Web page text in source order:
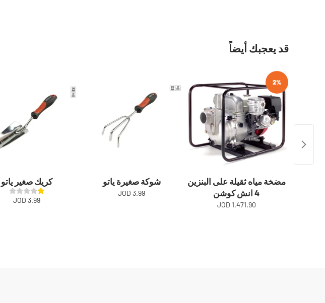
قد يعجبك أيضاً
2%
مضخة مياه ثقيلة على البنزين
4 انش كوشن
1,471.90 JOD
شوكة صغيرة ياتو
3.99 JOD
كريك صغير ياتو
3.99 JOD